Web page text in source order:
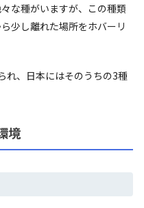
な種がいますが、この種類
少し離れた場所をホバーリ
れ、日本にはそのうちの3種
境